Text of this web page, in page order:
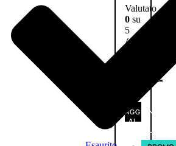
Valutato
0su
5
(0)
€
AGGIUNGI
AL
CARRELLO